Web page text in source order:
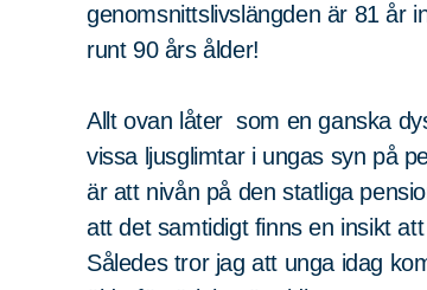
genomsnittslivslängden är 81 år
runt 90 års ålder!
Allt ovan låter som en ganska
vissa ljusglimtar i ungas syn på
är att nivån på den statliga
att det samtidigt finns en insikt
Således tror jag att unga idag
Sök på sidan: Sök